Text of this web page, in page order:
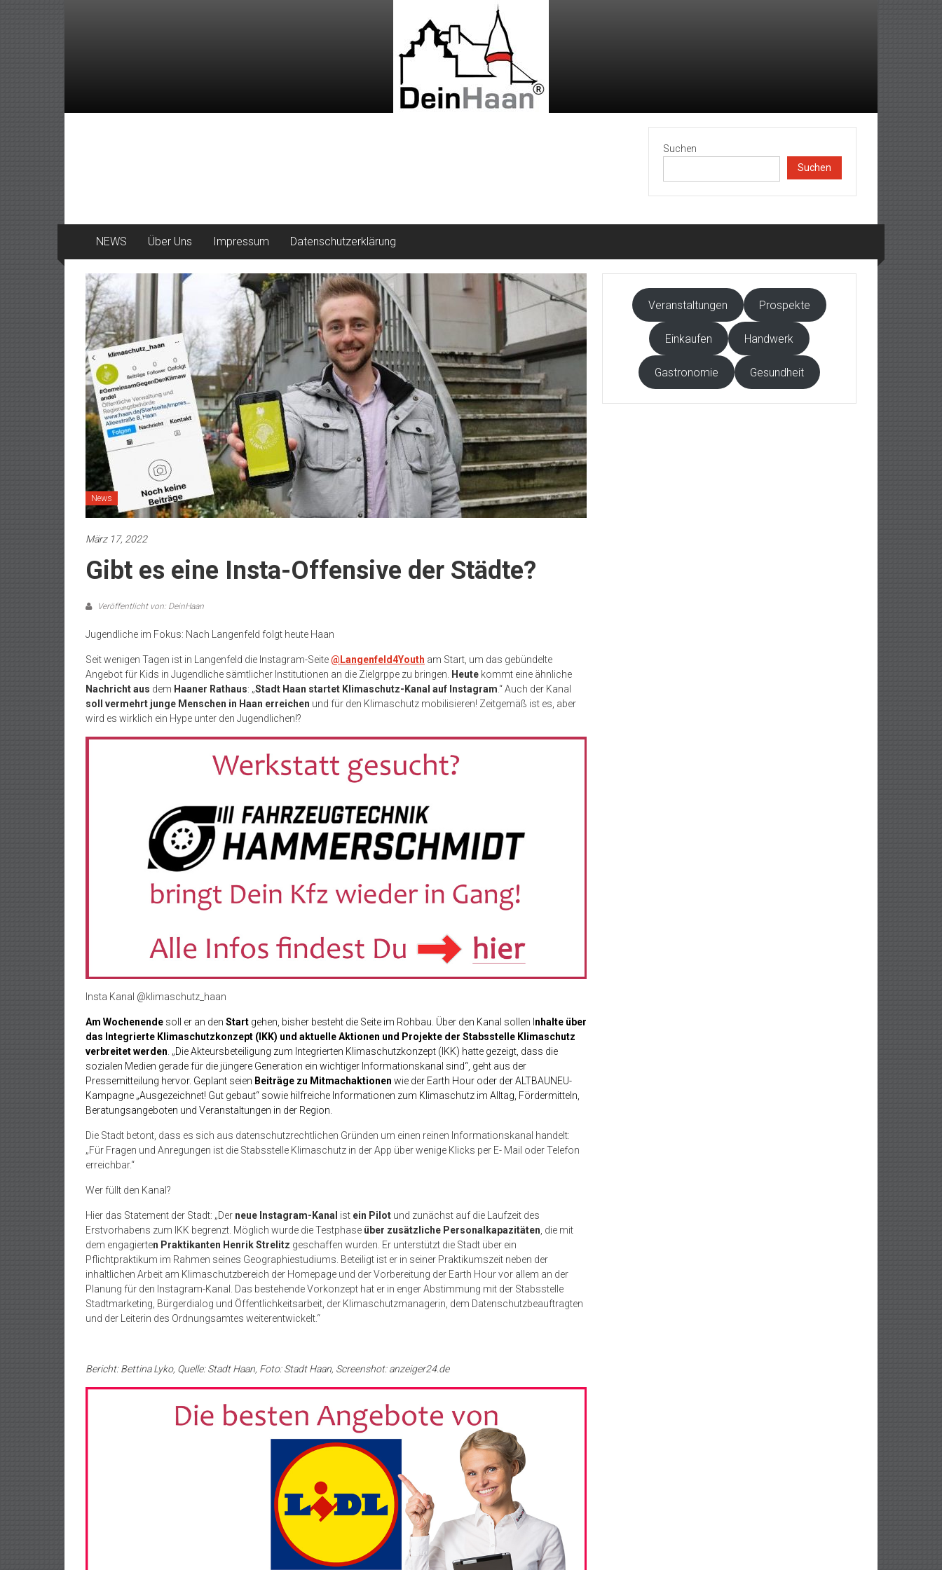
Suchen
Suchen
NEWS Über Uns Impressum Datenschutzerklärung
News
März 17, 2022
Gibt es eine Insta-Offensive der Städte?
Veröffentlicht von: DeinHaan
Jugendliche im Fokus: Nach Langenfeld folgt heute Haan
Seit wenigen Tagen ist in Langenfeld die Instagram-Seite@Langenfeld4Youth am Start, um das gebündelte
Angebot für Kids in Jugendliche sämtlicher Institutionen an die Zielgrppe zu bringen.
Heute kommt eine ähnliche
Nachricht aus dem Haaner Rathaus: „Stadt Haan startet Klimaschutz-Kanal auf Instagram .“ Auch der Kanal
soll vermehrt junge Menschen in Haan erreichen und für den Klimaschutz mobilisieren! Zeitgemäß ist es, aber
wird es wirklich ein Hype unter den Jugendlichen!?
Insta Kanal @klimaschutz_haan
Am Wochenende soll er an den Start gehen, bisher besteht die Seite im Rohbau. Über den Kanal sollen Inhalte über
das Integrierte Klimaschutzkonzept (IKK) und aktuelle Aktionen und Projekte der Stabsstelle Klimaschutz
verbreitet werden . „Die Akteursbeteiligung zum Integrierten Klimaschutzkonzept (IKK) hatte gezeigt, dass die
sozialen Medien gerade für die jüngere Generation ein wichtiger Informationskanal sind“, geht aus der
Pressemitteilung hervor. Geplant seien Beiträge zu Mitmachaktionen wie der Earth Hour oder der ALTBAUNEU-
Kampagne „Ausgezeichnet! Gut gebaut“ sowie hilfreiche Informationen zum Klimaschutz im Alltag, Fördermitteln,
Beratungsangeboten und Veranstaltungen in der Region.
Die Stadt betont, dass es sich aus datenschutzrechtlichen Gründen um einen reinen Informationskanal handelt:
„Für Fragen und Anregungen ist die Stabsstelle Klimaschutz in der App über wenige Klicks per E- Mail oder Telefon
erreichbar.“
Wer füllt den Kanal?
Hier das Statement der Stadt: „Der neue Instagram-Kanal ist ein Pilot und zunächst auf die Laufzeit des
Erstvorhabens zum IKK begrenzt. Möglich wurde die Testphase über zusätzliche Personalkapazitäten , die mit
dem engagierten Praktikanten Henrik Strelitz geschaffen wurden. Er unterstützt die Stadt über ein
Pflichtpraktikum im Rahmen seines Geographiestudiums. Beteiligt ist er in seiner Praktikumszeit neben der
inhaltlichen Arbeit am Klimaschutzbereich der Homepage und der Vorbereitung der Earth Hour vor allem an der
Planung für den Instagram-Kanal. Das bestehende Vorkonzept hat er in enger Abstimmung mit der Stabsstelle
Stadtmarketing, Bürgerdialog und Öffentlichkeitsarbeit, der Klimaschutzmanagerin, dem Datenschutzbeauftragten
und der Leiterin des Ordnungsamtes weiterentwickelt.“
Bericht: Bettina Lyko, Quelle: Stadt Haan, Foto: Stadt Haan, Screenshot: anzeiger24.de
Veranstaltungen Prospekte
Einkaufen Handwerk
Gastronomie Gesundheit